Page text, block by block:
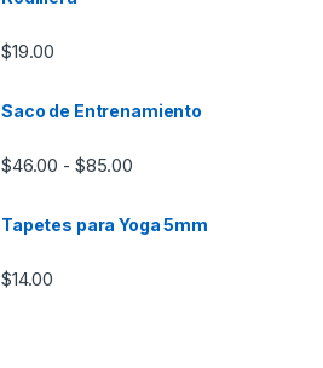
$19.00
Saco de Entrenamiento
$46.00 - $85.00 Rango de precios:
Tapetes para Yoga 5mm
$14.00